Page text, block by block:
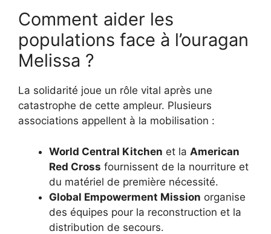
Comment aider les
populations face à l’ouragan
Melissa ?
La solidarité joue un rôle vital après une
catastrophe de cette ampleur. Plusieurs
associations appellent à la mobilisation :
World Central Kitchen et la American
Red Cross fournissent de la nourriture et
du matériel de première nécessité.
Global Empowerment Mission organise
des équipes pour la reconstruction et la
distribution de secours.